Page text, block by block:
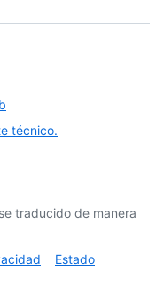
técnico.
traducido de manera
Estado